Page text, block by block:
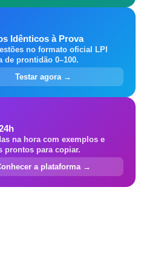
Idênticos à Prova
no formato oficial LPI
de prontidão 0–100.
Testar agora →
na hora com exemplos e
prontos para copiar.
a plataforma →